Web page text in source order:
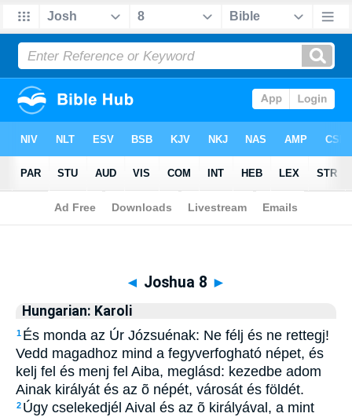
Biblia>Hungarian: Karoli > Joshua 8
◄ Joshua 8 ►
Hungarian: Karoli
1 És monda az Úr Józsuénak: Ne félj és ne rettegj!
Vedd magadhoz mind a fegyverfogható népet, és
kelj fel és menj fel Aiba, meglásd: kezedbe adom
Ainak királyát és az õ népét, városát és földét.
2 Úgy cselekedjél Aival és az õ királyával, a mint